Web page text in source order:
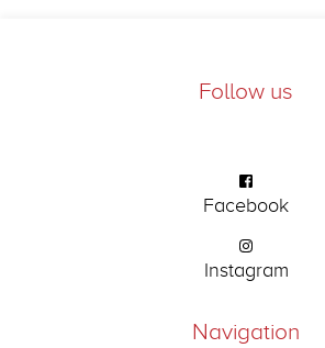
Navigation
Follow us
Facebook
Instagram